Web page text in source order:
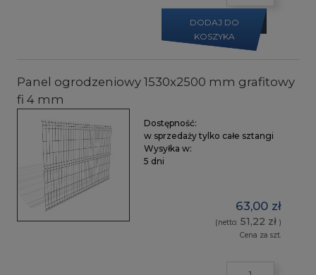
DODAJ DO
KOSZYKA
Panel ogrodzeniowy 1530x2500 mm grafitowy
fi 4 mm
Dostępność:
w sprzedaży tylko całe sztangi
Wysyłka w:
5 dni
63,00 zł
(netto: 51,22 zł )
Cena za szt.